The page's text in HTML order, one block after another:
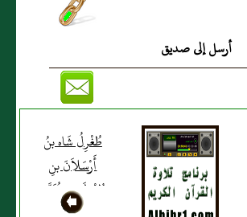
أرسل إلى صديق
طُغْرِلُ شَاه بنُ
أَرْسَلاَنَ بنِ
طُغْرِلَ بنِ مُحَمَّدٍ